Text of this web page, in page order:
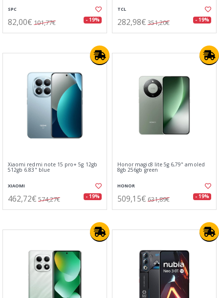
SPC
82,00€ 101,77€ - 19%
TCL
282,98€ 351,20€ - 19%
Xiaomi redmi note 15 pro+ 5g 12gb
512gb 6.83" blue
XIAOMI
462,72€ 574,27€ - 19%
Honor magic8 lite 5g 6,79" amoled
8gb 256gb green
HONOR
509,15€ 631,89€ - 19%